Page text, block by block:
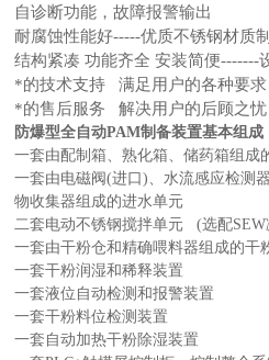
自诊断功能，故障报警输出
耐腐蚀性能好-----优质不锈钢材质
结构紧凑 功能齐全 安装简便-------
*的技术支持 满足用户的各种要求
*的售后服务 解决用户的后顾之忧
防爆型全自动PAM制备装置基本组成
一套由配制箱、熟化箱、储药箱组成
一套由电磁阀(进口)、水流感应检测
物收集器组成的进水单元
二套电动不锈钢搅拌单元 (选配SEW
一套由干粉仓和精确喂料器组成的干
一套干粉润湿和稀释装置
一套液位自动检测和报警装置
一套干粉料位检测装置
一套自动加热干粉除湿装置